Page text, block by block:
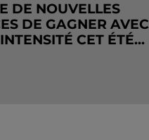
DE NOUVELLES
DE GAGNER AVEC
CET ÉTÉ...